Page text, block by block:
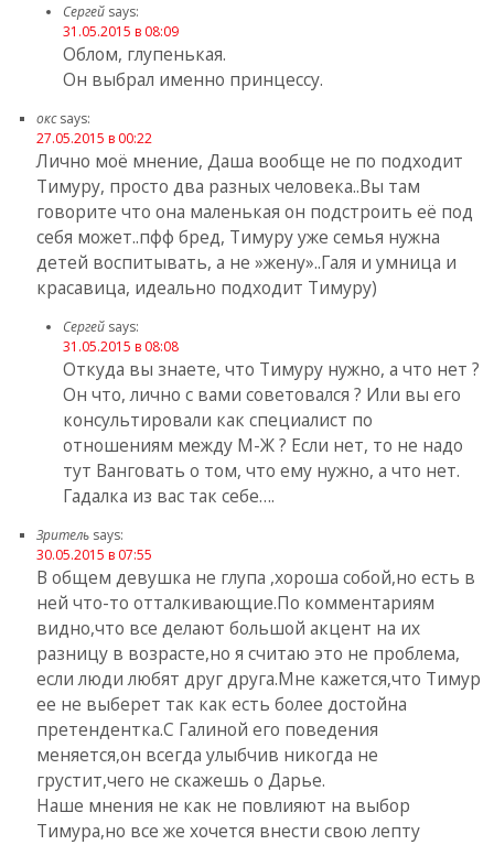
Сергей says:
31.05.2015 в 08:09
Облом, глупенькая.
Он выбрал именно принцессу.
окс says:
27.05.2015 в 00:22
Лично моё мнение, Даша вообще не по подходит
Тимуру, просто два разных человека..Вы там
говорите что она маленькая он подстроить её под
себя может..пфф бред, Тимуру уже семья нужна
детей воспитывать, а не »жену»..Галя и умница и
красавица, идеально подходит Тимуру)
Сергей says:
31.05.2015 в 08:08
Откуда вы знаете, что Тимуру нужно, а что нет ?
Он что, лично с вами советовался ? Или вы его
консультировали как специалист по
отношениям между М-Ж ? Если нет, то не надо
тут Ванговать о том, что ему нужно, а что нет.
Гадалка из вас так себе….
Зритель says:
30.05.2015 в 07:55
В общем девушка не глупа ,хороша собой,но есть в
ней что-то отталкивающие.По комментариям
видно,что все делают большой акцент на их
разницу в возрасте,но я считаю это не проблема,
если люди любят друг друга.Мне кажется,что Тимур
ее не выберет так как есть более достойна
претендентка.С Галиной его поведения
меняется,он всегда улыбчив никогда не
грустит,чего не скажешь о Дарье.
Наше мнения не как не повлияют на выбор
Тимура,но все же хочется внести свою лепту